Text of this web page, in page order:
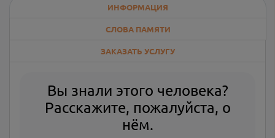
ИНФОРМАЦИЯ
СЛОВА ПАМЯТИ
ЗАКАЗАТЬ УСЛУГУ
Вы знали этого человека?
Расскажите, пожалуйста, о
нём.